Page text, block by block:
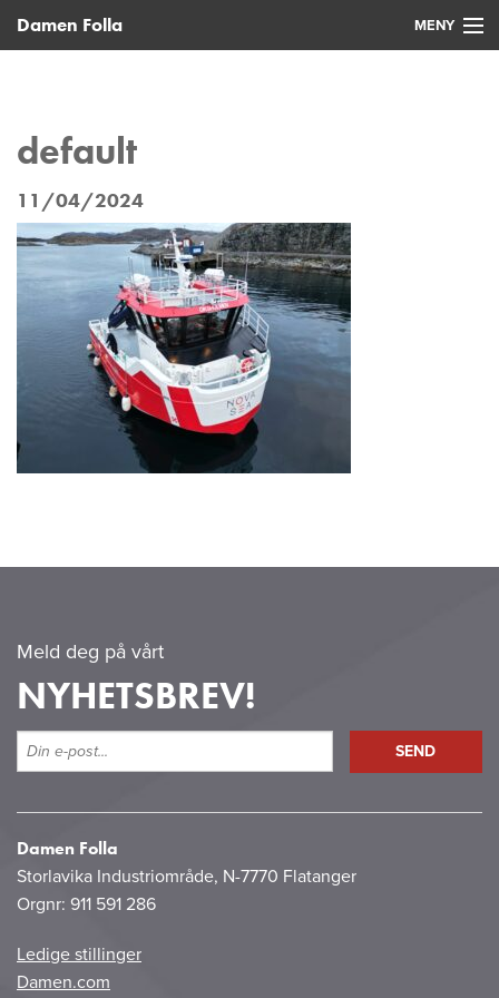
Damen Folla MENY
Service
default
11/04/2024
Meld deg på vårt
NYHETSBREV!
Damen Folla
Storlavika Industriområde, N-7770 Flatanger
Orgnr: 911 591 286
Ledige stillinger
Damen.com